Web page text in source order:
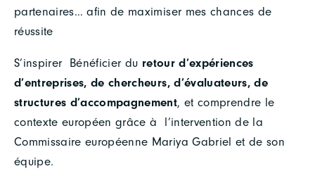
partenaires… afin de maximiser mes chances de
réussite
S’inspirer Bénéficier du retour d’expériences
d’entreprises, de chercheurs, d’évaluateurs, de
structures d’accompagnement, et comprendre le
contexte européen grâce à l’intervention de la
Commissaire européenne Mariya Gabriel et de son
équipe.